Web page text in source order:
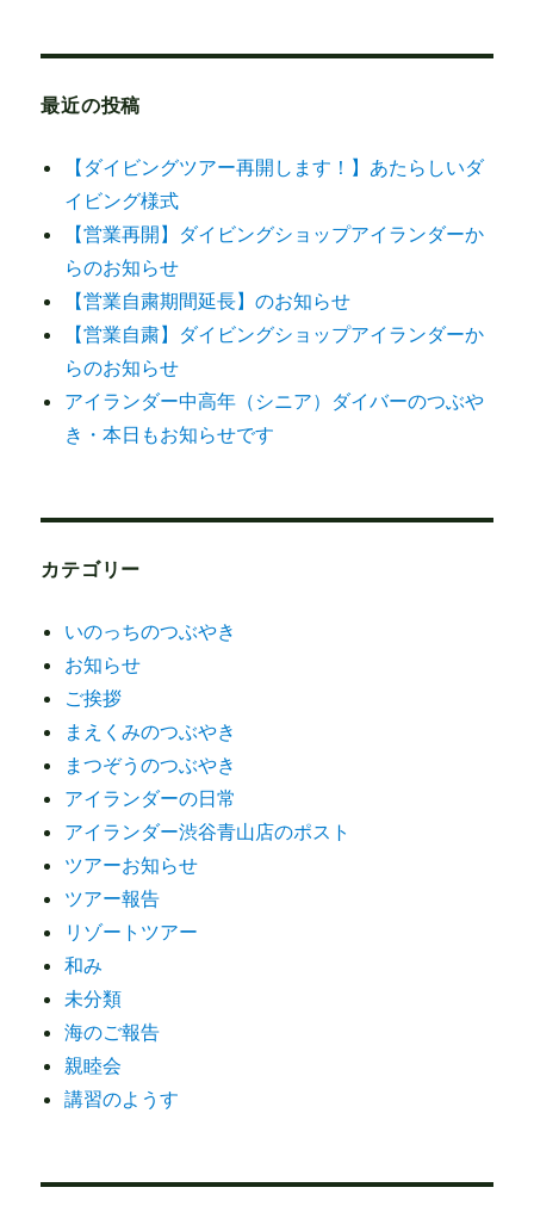
最近の投稿
【ダイビングツアー再開します！】あたらしいダ
イビング様式
【営業再開】ダイビングショップアイランダーか
らのお知らせ
【営業自粛期間延長】のお知らせ
【営業自粛】ダイビングショップアイランダーか
らのお知らせ
アイランダー中高年（シニア）ダイバーのつぶや
き・本日もお知らせです
カテゴリー
いのっちのつぶやき
お知らせ
ご挨拶
まえくみのつぶやき
まつぞうのつぶやき
アイランダーの日常
アイランダー渋谷青山店のポスト
ツアーお知らせ
ツアー報告
リゾートツアー
和み
未分類
海のご報告
親睦会
講習のようす